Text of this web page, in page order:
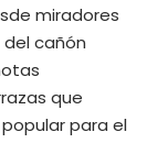
miradores
del cañón
que
para el